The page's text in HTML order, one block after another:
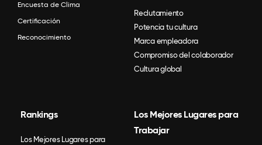
Encuesta de Clima
Certificación
Reconocimiento
Reclutamiento
Potencia tu cultura
Marca empleadora
Compromiso del colaborador
Cultura global
Rankings
Los Mejores Lugares para
Los Mejores Lugares para
Trabajar